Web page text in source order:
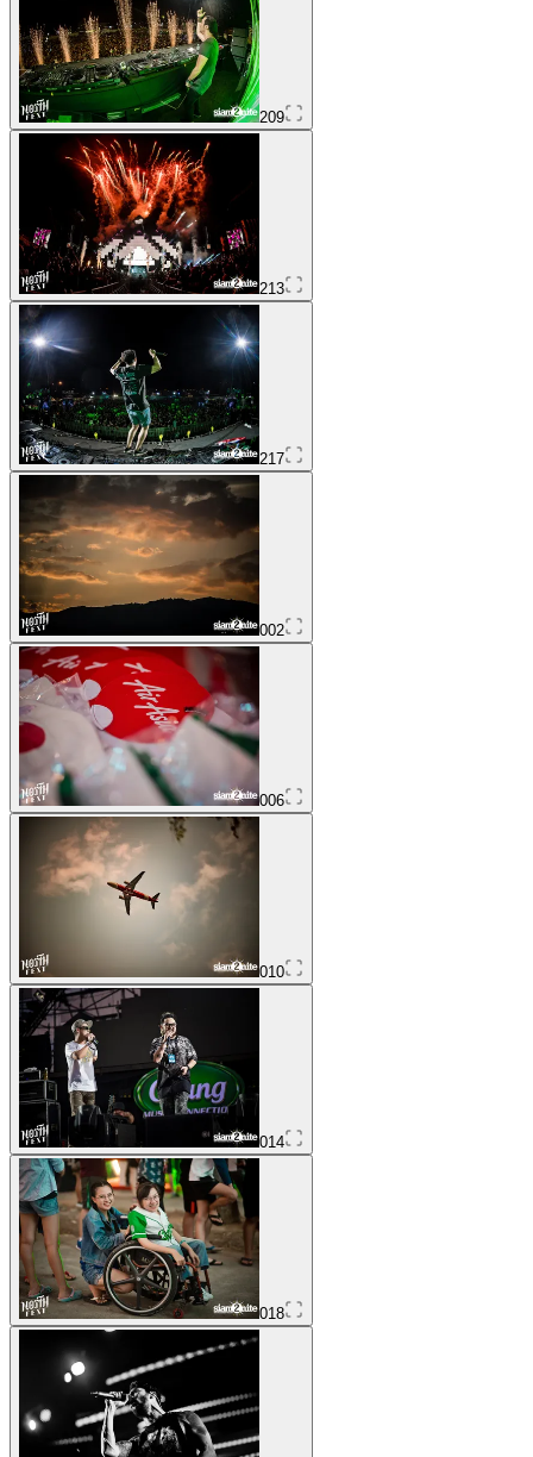
209
213
217
002
006
010
014
018